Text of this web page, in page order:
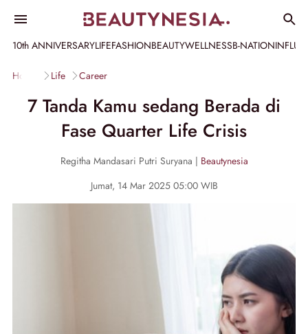
10th ANNIVERSARYLIFEFASHIONBEAUTYWELLNESSB-NATION
Home Life Career
7 Tanda Kamu sedang Berada di
Fase Quarter Life Crisis
Regitha Mandasari Putri Suryana | Beautynesia
Jumat, 14 Mar 2025 05:00 WIB